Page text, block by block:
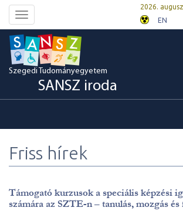
Toggle
navigation
2026.
EN
Szegedi Tudományegyetem
SANSZ iroda
Friss hírek
Támogató kurzusok a speciális képzési
számára az SZTE-n – tanulás, mozgás és